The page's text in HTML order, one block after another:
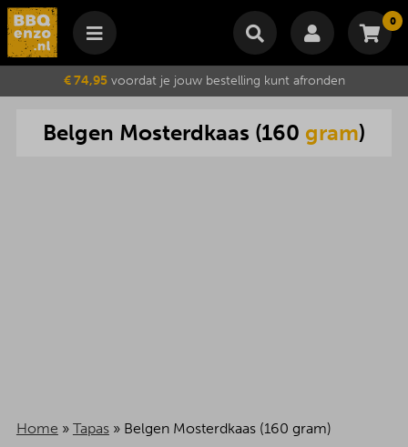
0
Winkelmand
Je winkelwagen is momenteel leeg.
Subtotaal €
Wijzig winkelmand Bestellen
€ 74,95voordat je jouw bestelling kunt afronden
Belgen Mosterdkaas (160 gram)
Home » Tapas» Belgen Mosterdkaas (160 gram)